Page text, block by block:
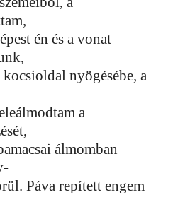
én és a vonat
nyögésébe, a
a
álmomban
Páva repített engem